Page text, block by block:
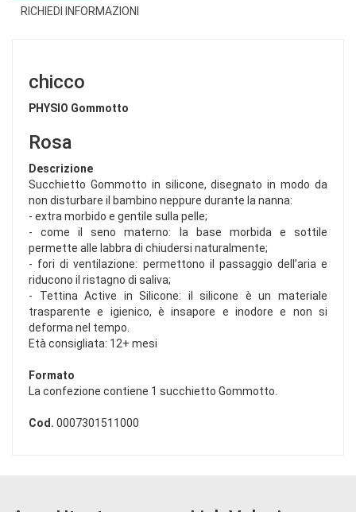
RICHIEDI INFORMAZIONI
chicco
PHYSIO Gommotto
Rosa
Descrizione
Succhietto Gommotto in silicone, disegnato in modo da
non disturbare il bambino neppure durante la nanna:
- extra morbido e gentile sulla pelle;
- come il seno materno: la base morbida e sottile
permette alle labbra di chiudersi naturalmente;
- fori di ventilazione: permettono il passaggio dell’aria e
riducono il ristagno di saliva;
- Tettina Active in Silicone: il silicone è un materiale
trasparente e igienico, è insapore e inodore e non si
deforma nel tempo.
Età consigliata: 12+ mesi
Formato
La confezione contiene 1 succhietto Gommotto.
Cod. 0007301511000